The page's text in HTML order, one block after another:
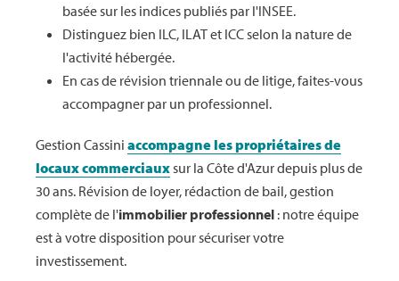
basée sur les indices publiés par l'INSEE.
Distinguez bien ILC, ILAT et ICC selon la nature de
l'activité hébergée.
En cas de révision triennale ou de litige, faites-vous
accompagner par un professionnel.
Gestion Cassini accompagne les propriétaires de
locaux commerciaux sur la Côte d'Azur depuis plus de
30 ans. Révision de loyer, rédaction de bail, gestion
complète de l'immobilier professionnel : notre équipe
est à votre disposition pour sécuriser votre
investissement.